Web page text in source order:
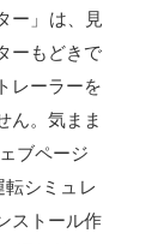
ー」は、見
ーもどきで
レーラーを
ん。気まま
ブページ
シミュレ
ストール作